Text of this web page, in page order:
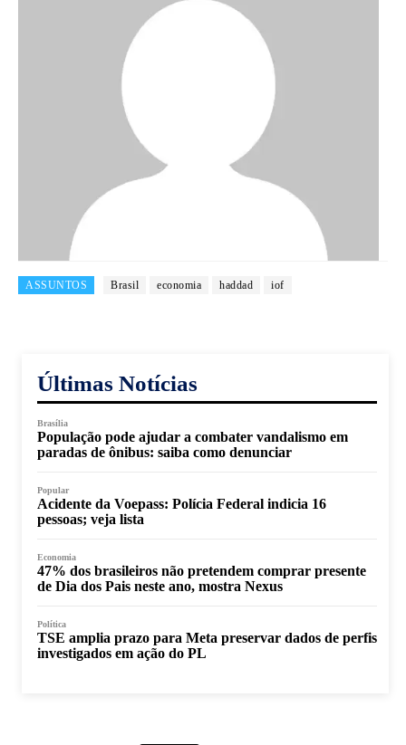
ASSUNTOS Brasil economia haddad iof
Últimas Notícias
Brasília
População pode ajudar a combater vandalismo em
paradas de ônibus: saiba como denunciar
Popular
Acidente da Voepass: Polícia Federal indicia 16
pessoas; veja lista
Economia
47% dos brasileiros não pretendem comprar presente
de Dia dos Pais neste ano, mostra Nexus
Política
TSE amplia prazo para Meta preservar dados de perfis
investigados em ação do PL